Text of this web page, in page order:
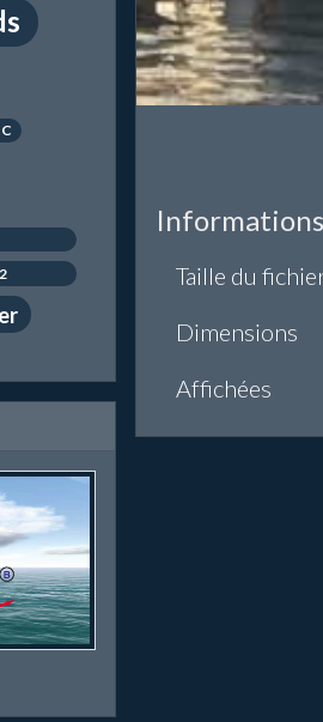
Taille du
Dimensions
Affichées